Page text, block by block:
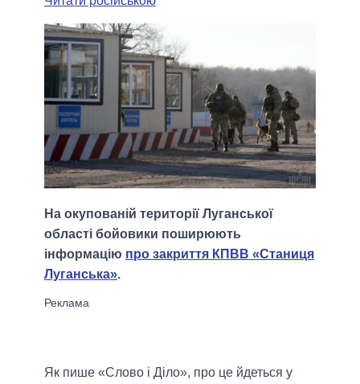
На окупованій території Луганської
області бойовики поширюють
інформацію про закриття КПВВ «Станиця
Луганська».
Як пише «Слово і Діло», про це йдеться у